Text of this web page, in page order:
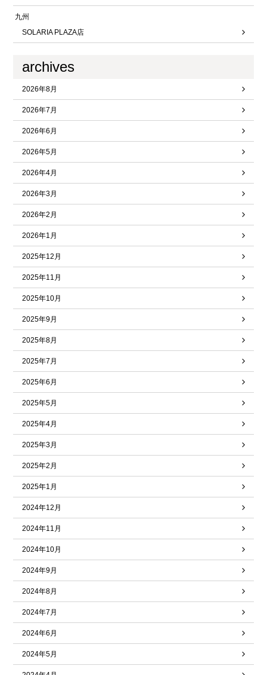
九州
SOLARIA PLAZA店
archives
2026年8月
2026年7月
2026年6月
2026年5月
2026年4月
2026年3月
2026年2月
2026年1月
2025年12月
2025年11月
2025年10月
2025年9月
2025年8月
2025年7月
2025年6月
2025年5月
2025年4月
2025年3月
2025年2月
2025年1月
2024年12月
2024年11月
2024年10月
2024年9月
2024年8月
2024年7月
2024年6月
2024年5月